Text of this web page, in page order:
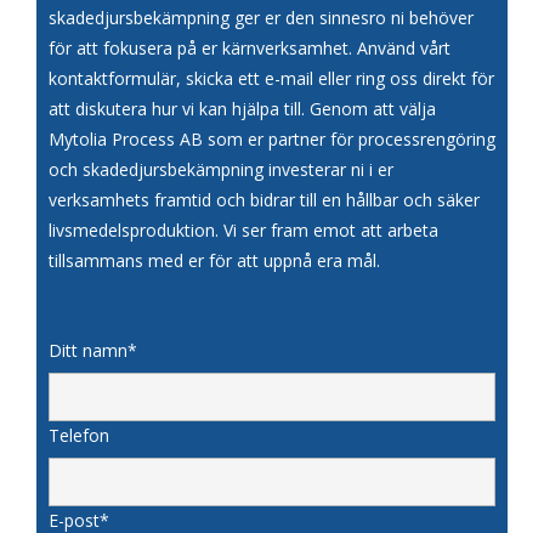
skadedjursbekämpning ger er den sinnesro ni behöver
för att fokusera på er kärnverksamhet. Använd vårt
kontaktformulär, skicka ett e-mail eller ring oss direkt för
att diskutera hur vi kan hjälpa till. Genom att välja
Mytolia Process AB som er partner för processrengöring
och skadedjursbekämpning investerar ni i er
verksamhets framtid och bidrar till en hållbar och säker
livsmedelsproduktion. Vi ser fram emot att arbeta
tillsammans med er för att uppnå era mål.
Ditt namn*
Telefon
E-post*